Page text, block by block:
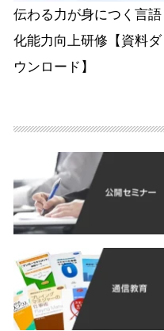
伝わる力が身につく言語
化能力向上研修【資料ダ
ウンロード】